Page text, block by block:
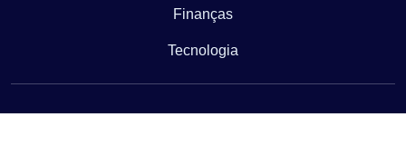
Finanças
Tecnologia